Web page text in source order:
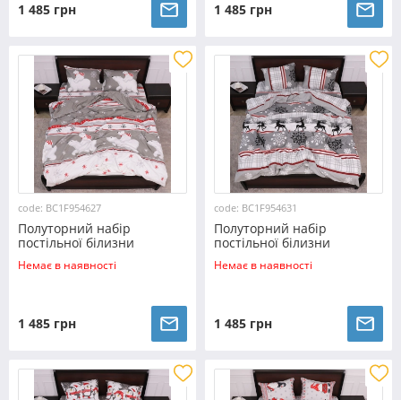
1 485 грн 1 485 грн
code: BC1F954627
Полуторний набір
постільної білизни
150*220 з Фланелі
№954627 Черешенька™
Немає в наявності
1 485 грн
code: BC1F954631
Полуторний набір
постільної білизни
150*220 з Фланелі
№954631 Черешенка™
Немає в наявності
1 485 грн